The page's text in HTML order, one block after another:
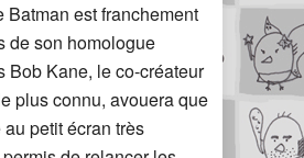
Batman est franchement
de son homologue
Bob Kane, le co-créateur
plus connu, avouera que
petit écran très